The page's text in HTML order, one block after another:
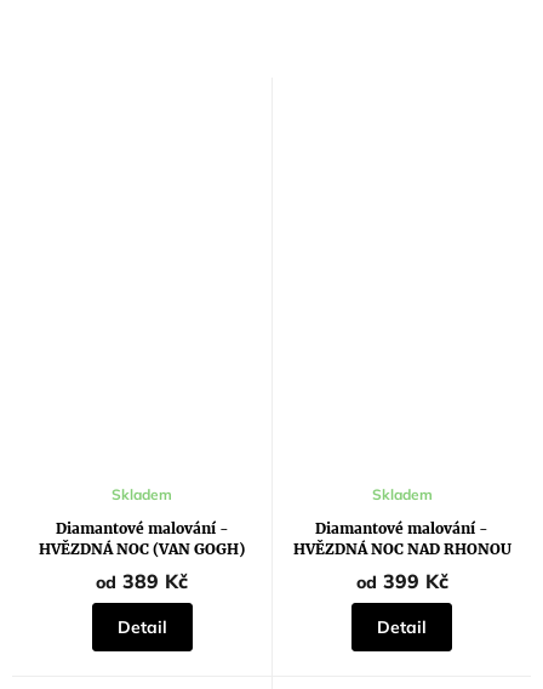
Diamantové malování -
HVĚZDNÁ NOC (VAN GOGH)
Průměrné
produktu
je
5,0
z
5
hvězdiček.
Skladem
od 389 Kč
Detail
Diamantové malování -
HVĚZDNÁ NOC NAD RHONOU
(VAN GOGH)
Skladem
od 399 Kč
Detail